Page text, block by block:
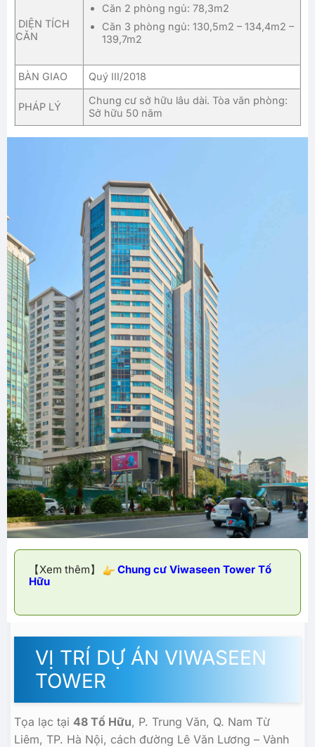
DIỆN TÍCH
CĂN
Căn 2 phòng ngủ: 78,3m2
Căn 3 phòng ngủ: 130,5m2 – 134,4m2 –
139,7m2
BÀN GIAO Quý III/2018
PHÁP LÝ
Chung cư sở hữu lâu dài. Tòa văn phòng:
Sở hữu 50 năm
【Xem thêm】
Chung cư Viwaseen Tower Tố
Hữu
VỊ TRÍ DỰ ÁN VIWASEEN
TOWER
Tọa lạc tại 48 Tố Hữu, P. Trung Văn, Q. Nam Từ
Liêm, TP. Hà Nội, cách đường Lê Văn Lương – Vành